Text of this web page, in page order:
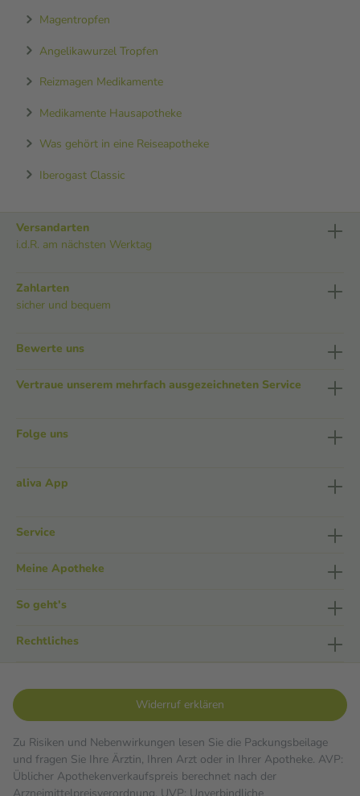
Magentropfen
Angelikawurzel Tropfen
Reizmagen Medikamente
Medikamente Hausapotheke
Was gehört in eine Reiseapotheke
Iberogast Classic
Versandarten
i.d.R. am nächsten Werktag
Zahlarten
sicher und bequem
Bewerte uns
Vertraue unserem mehrfach ausgezeichneten Service
Folge uns
aliva App
Service
Meine Apotheke
So geht's
Rechtliches
Widerruf erklären
Zu Risiken und Nebenwirkungen lesen Sie die Packungsbeilage
und fragen Sie Ihre Ärztin, Ihren Arzt oder in Ihrer Apotheke. AVP:
Üblicher Apothekenverkaufspreis berechnet nach der